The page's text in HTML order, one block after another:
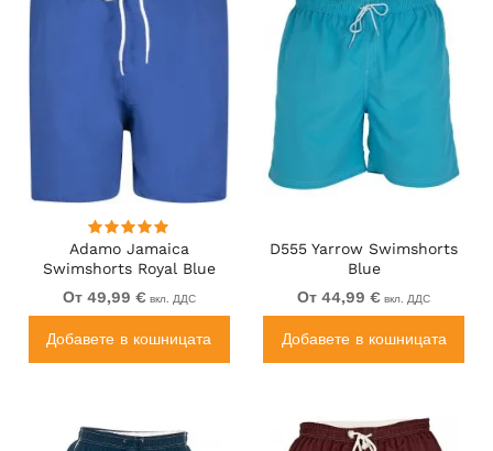
Adamo Jamaica
Swimshorts Royal Blue
От 49,99 € вкл. ДДС
Добавете в кошницата
D555 Yarrow Swimshorts
Blue
От 44,99 € вкл. ДДС
Добавете в кошницата